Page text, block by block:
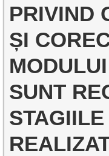
PRIVIND
ȘI
SUNT